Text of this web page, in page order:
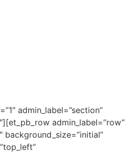
admin_label=”section”
admin_label=”row”
background_size=”initial”